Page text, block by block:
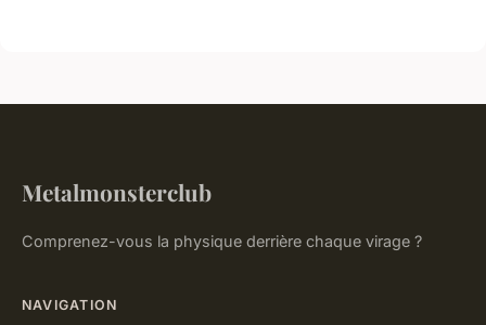
Metalmonsterclub
Comprenez-vous la physique derrière chaque virage ?
NAVIGATION